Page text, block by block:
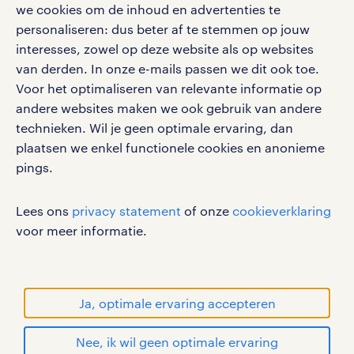
we cookies om de inhoud en advertenties te
personaliseren: dus beter af te stemmen op jouw
interesses, zowel op deze website als op websites
van derden. In onze e-mails passen we dit ook toe.
Voor het optimaliseren van relevante informatie op
andere websites maken we ook gebruik van andere
technieken. Wil je geen optimale ervaring, dan
plaatsen we enkel functionele cookies en anonieme
pings.
Lees ons privacy statement of onze cookieverklaring
voor meer informatie.
Ja, optimale ervaring accepteren
Nee, ik wil geen optimale ervaring
werken bij randstad
gebruikersvoorwaarden
privacystatement
cookies
disclaimer
sitemap
RANDSTAD, HUMAN FORWARD en SHAPING THE
WORLD OF WORK zijn geregistreerde